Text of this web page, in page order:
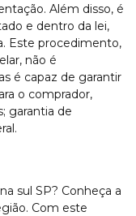
Além disso, é
e dentro da lei,
Este procedimento,
não é
é capaz de garantir
o comprador,
garantia de
sul SP? Conheça a
Com este